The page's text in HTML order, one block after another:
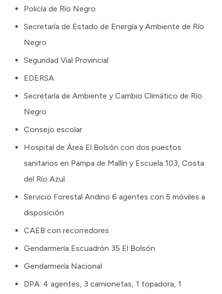
Policía de Río Negro
Secretaría de Estado de Energía y Ambiente de Río
Negro
Seguridad Vial Provincial
EDERSA
Secretaría de Ambiente y Cambio Climático de Río
Negro
Consejo escolar
Hospital de Área El Bolsón con dos puestos
sanitarios en Pampa de Mallín y Escuela 103, Costa
del Río Azul.
Servicio Forestal Andino 6 agentes con 5 móviles a
disposición
CAEB con recorredores
Gendarmería Escuadrón 35 El Bolsón
Gendarmería Nacional
DPA: 4 agentes, 3 camionetas, 1 topadora, 1